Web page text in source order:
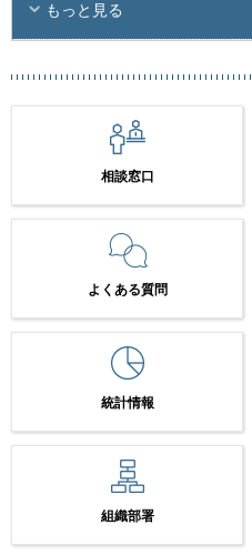
もっと見る
相談窓口
よくある質問
統計情報
組織部署